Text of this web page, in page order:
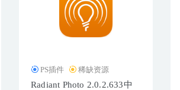
PS插件 稀缺资源
Radiant Photo 2.0.2.633中